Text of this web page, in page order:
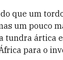
que um
um pouco
tundra ártica
para o